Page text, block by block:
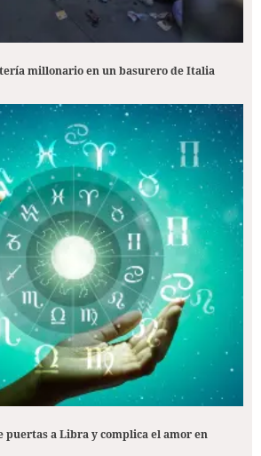
millonario en un basurero de Italia
puertas a Libra y complica el amor en